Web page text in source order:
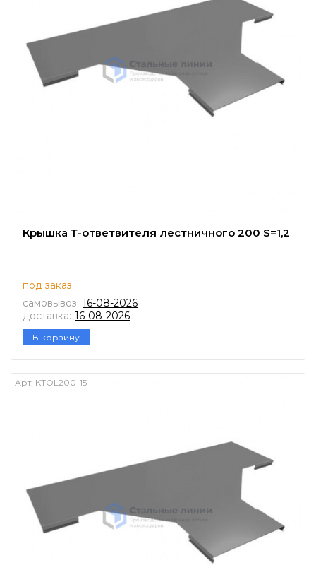
Крышка Т-ответвителя лестничного 200 S=1,2
под заказ
самовывоз: 16-08-2026
доставка: 16-08-2026
В корзину
Арт: KTOL200-15